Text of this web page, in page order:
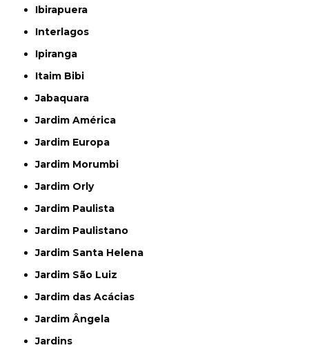
Ibirapuera
Interlagos
Ipiranga
Itaim Bibi
Jabaquara
Jardim América
Jardim Europa
Jardim Morumbi
Jardim Orly
Jardim Paulista
Jardim Paulistano
Jardim Santa Helena
Jardim São Luiz
Jardim das Acácias
Jardim Ângela
Jardins